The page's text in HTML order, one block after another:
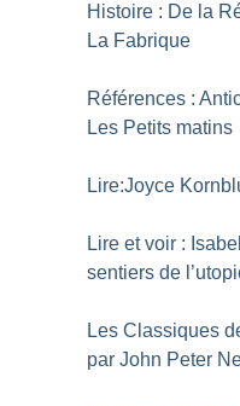
Histoire : De la
La Fabrique
Références :
Les Petits matins
Lire:Joyce
Lire et voir :
sentiers de
Les Classiques
par John Peter